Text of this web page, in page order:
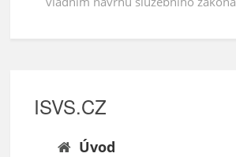
ISVS.CZ
Úvod